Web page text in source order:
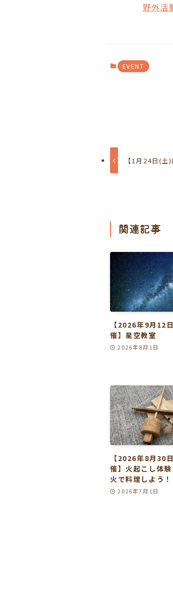
野外活
EVENT
【1月24日(土
関連記事
【2026年9月12
催】星空教室
2026年8月1日
【2026年8月30
催】火起こし体
火で料理しよう！
2026年7月1日